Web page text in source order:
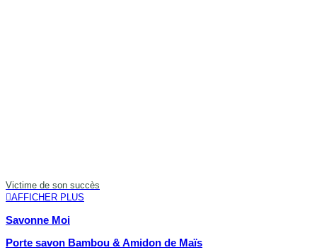
Victime de son succès
AFFICHER PLUS
Savonne Moi
Porte savon Bambou & Amidon de Maïs